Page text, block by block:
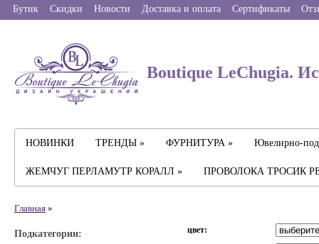
Бутик Скидки Новости Доставка и оплата Сертификаты
Boutique LeChugia.
НОВИНКИ ТРЕНДЫ » ФУРНИТУРА » Ювелирно-
ЖЕМЧУГ ПЕРЛАМУТР КОРАЛЛ » ПРОВОЛОКА ТРОСИК
Главная »
Подкатегории:
цвет: